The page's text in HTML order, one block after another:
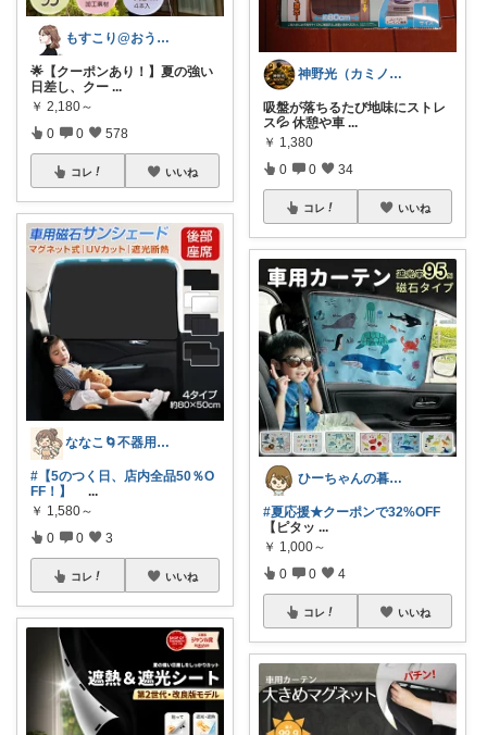
もすこり@おうち満喫＆外出頑張る
🌟【クーポンあり！】​夏の強い
日差し、クー ...
￥ 2,180～
0 0 578
コレ いいね
ななこ🌀不器用ママ￤家事＆育児グッズ
#【5のつく日、店内全品50％O
FF！】
...
￥ 1,580～
0 0 3
コレ いいね
神野光（カミノヒカリ）
吸盤が落ちるたび地味にストレ
ス💦 休憩や車 ...
￥ 1,380
0 0 34
コレ いいね
ひーちゃんの暮らしと服ROOM🌷
#夏応援★クーポンで32%OFF
【ピタッ ...
￥ 1,000～
0 0 4
コレ いいね